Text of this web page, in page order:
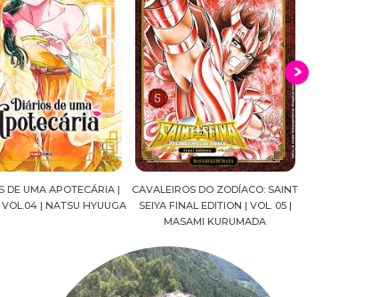
DO ZODÍACO: SAINT
EDITION | VOL. 05 |
CROWN OF WAR AND SHADOW |
J.R.WARD #RESENHA